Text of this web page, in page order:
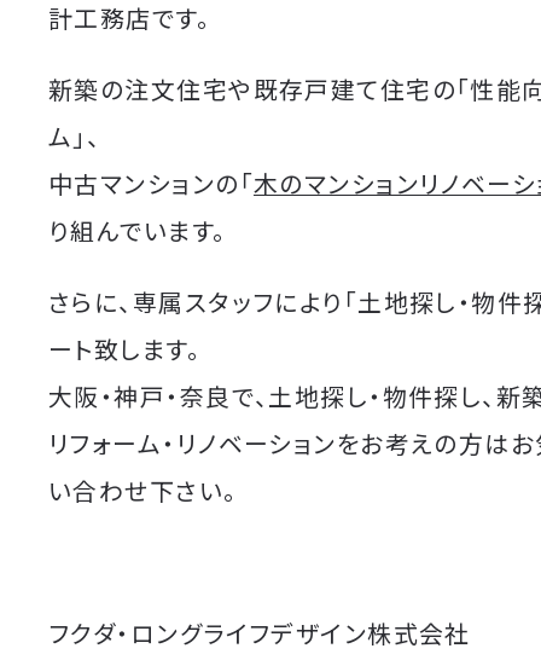
計工務店です。
新築の注文住宅や既存戸建て住宅の「性能
ム」、
中古マンションの「木のマンションリノベーシ
り組んでいます。
さらに、専属スタッフにより「土地探し・物件
ート致します。
大阪・神戸・奈良で、土地探し・物件探し、新
リフォーム・リノベーションをお考えの方は
い合わせ下さい。
フクダ・ロングライフデザイン株式会社